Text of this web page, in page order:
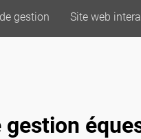
gestion Site web